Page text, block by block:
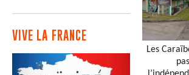
VIVE LA FRANCE
Les